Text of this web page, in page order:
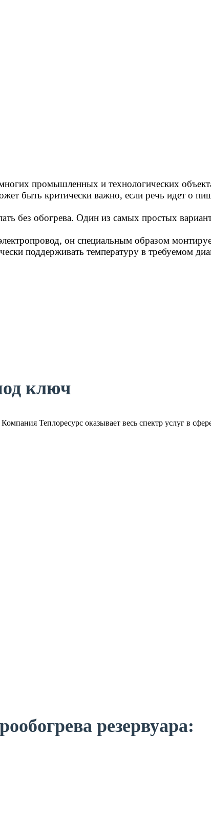
промышленных и технологических
быть критически важно, если речь идет о
без обогрева. Один из самых простых
он специальным образом
поддерживать температуру в требуемом
ключ
Компания Теплоресурс оказывает весь спектр услуг в
резервуара: